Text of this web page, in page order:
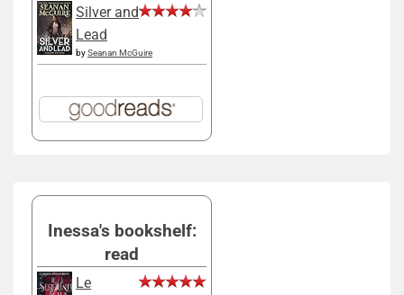
Silver and
Lead
bySeanan McGuire
Inessa's bookshelf:
read
Le